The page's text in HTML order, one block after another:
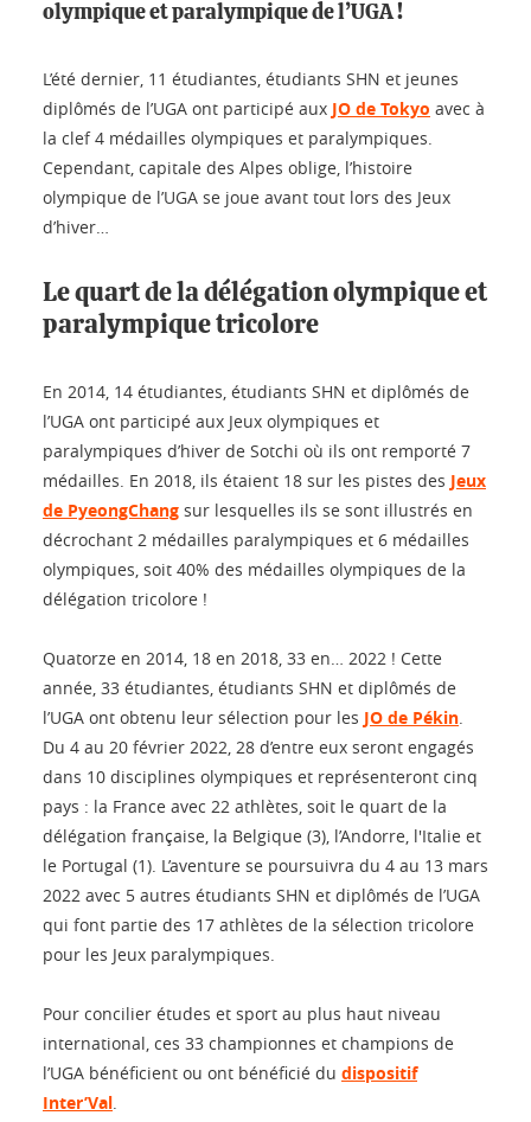
olympique et paralympique de l’UGA !
L’été dernier, 11 étudiantes, étudiants SHN et jeunes
diplômés de l’UGA ont participé aux JO de Tokyo avec à
la clef 4 médailles olympiques et paralympiques.
Cependant, capitale des Alpes oblige, l’histoire
olympique de l’UGA se joue avant tout lors des Jeux
d’hiver…
Le quart de la délégation olympique et
paralympique tricolore
En 2014, 14 étudiantes, étudiants SHN et diplômés de
l’UGA ont participé aux Jeux olympiques et
paralympiques d’hiver de Sotchi où ils ont remporté 7
médailles. En 2018, ils étaient 18 sur les pistes des Jeux
de PyeongChang sur lesquelles ils se sont illustrés en
décrochant 2 médailles paralympiques et 6 médailles
olympiques, soit 40% des médailles olympiques de la
délégation tricolore !
Quatorze en 2014, 18 en 2018, 33 en… 2022 ! Cette
année, 33 étudiantes, étudiants SHN et diplômés de
l’UGA ont obtenu leur sélection pour les JO de Pékin
Du 4 au 20 février 2022, 28 d’entre eux seront engagés
dans 10 disciplines olympiques et représenteront cinq
pays : la France avec 22 athlètes, soit le quart de la
délégation française, la Belgique (3), l’Andorre, l'Italie et
le Portugal (1). L’aventure se poursuivra du 4 au 13 mars
2022 avec 5 autres étudiants SHN et diplômés de l’UGA
qui font partie des 17 athlètes de la sélection tricolore
pour les Jeux paralympiques.
Pour concilier études et sport au plus haut niveau
international, ces 33 championnes et champions de
l’UGA bénéficient ou ont bénéficié du dispositif
Inter’Val